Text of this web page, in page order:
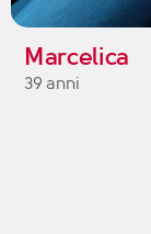
Marcelica
39 anni